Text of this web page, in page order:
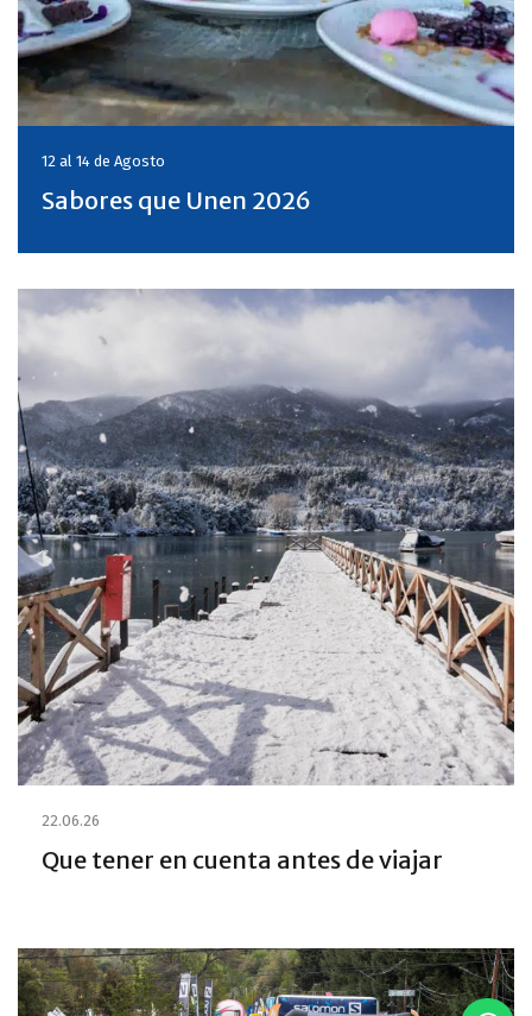
12 al 14 de Agosto
Sabores que Unen 2026
22.06.26
Que tener en cuenta antes de viajar